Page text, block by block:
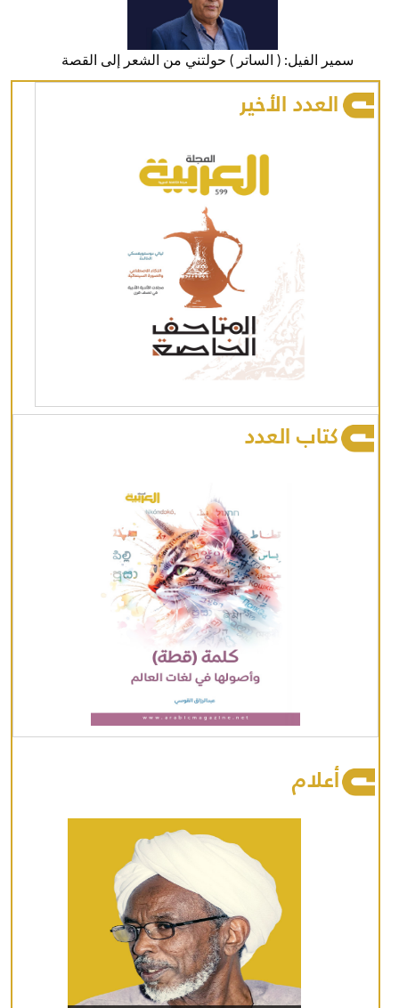
سمير الفيل: ( الساتر ) حولتني من الشعر إلى القصة
العدد الأخير
كتاب العدد
أعلام